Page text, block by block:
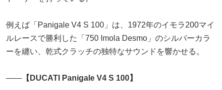
例えば「Panigale V4 S 100」は、1972年のイモラ200マイ
ルレースで勝利した「750 Imola Desmo」のシルバーカラ
ーを纏い、乾式クラッチの独特なサウンドを響かせる。
―― 【DUCATI Panigale V4 S 100】